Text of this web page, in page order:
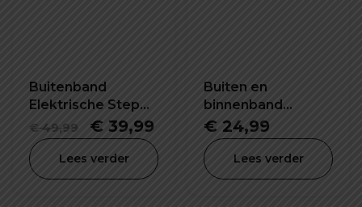
Buitenband
Elektrische Step
90/65-6.5 inch
€49,99
Oorspronkelijke
prijs
was:
€ 39,99 Huidige
prijs
is:
Lees verder
Buiten en
binnenband
Elektrische Step
10X2.75 255X80
inch
€ 24,99
Lees verder